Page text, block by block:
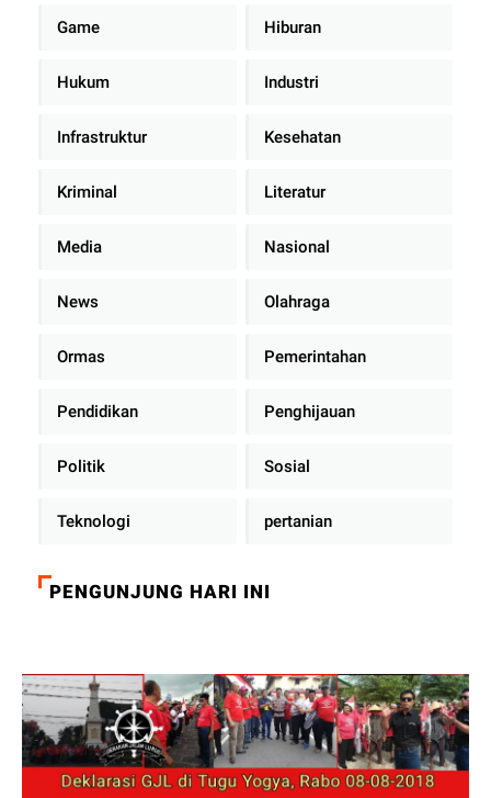
Game Hiburan
Hukum Industri
Infrastruktur Kesehatan
Kriminal Literatur
Media Nasional
News Olahraga
Ormas Pemerintahan
Pendidikan Penghijauan
Politik Sosial
Teknologi pertanian
PENGUNJUNG HARI INI